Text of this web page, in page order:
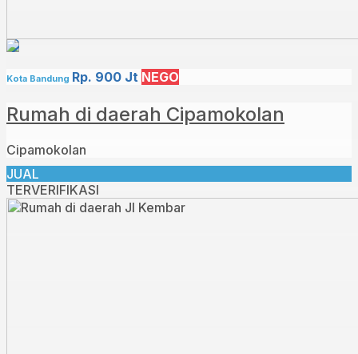
Kota Bandung Rp. 900 Jt NEGO
Rumah di daerah Cipamokolan
Cipamokolan
JUAL
TERVERIFIKASI